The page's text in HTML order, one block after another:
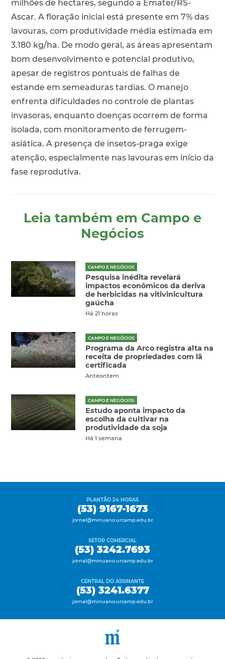
milhões de hectares, segundo a Emater/RS-
Ascar. A floração inicial está presente em 7% das
lavouras, com produtividade média estimada em
3.180 kg/ha. De modo geral, as áreas apresentam
bom desenvolvimento e potencial produtivo,
apesar de registros pontuais de falhas de
estande em semeaduras tardias. O manejo
enfrenta dificuldades no controle de plantas
invasoras, enquanto doenças ocorrem de forma
isolada, com monitoramento de ferrugem-
asiática. A presença de insetos-praga exige
atenção, especialmente nas lavouras em início da
fase reprodutiva.
Leia também em Campo e
Negócios
CAMPO E NEGÓCIOS
Pesquisa inédita revelará
impactos econômicos da deriva
de herbicidas na vitivinicultura
gaúcha
Há 21 horas
CAMPO E NEGÓCIOS
Programa da Arco registra alta na
receita de propriedades com lã
certificada
Anteontem
CAMPO E NEGÓCIOS
Estudo aponta impacto da
escolha da cultivar na
produtividade da soja
Há 1 semana
PLANTÃO 24 HORAS
(53) 9167-1673
jornal@minuano.urcamp.edu.br
SETOR COMERCIAL
(53) 3242.7693
jornal@minuano.urcamp.edu.br
CENTRAL DO ASSINANTE
(53) 3241.6377
jornal@minuano.urcamp.edu.br